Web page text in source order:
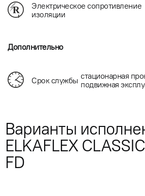
Электрическое сопротивление
изоляции
Дополнительно
Срок службы стационарная
подвижная
Варианты
ELKAFLEX
FD